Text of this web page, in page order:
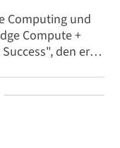
das traditionelle
Computing und
Compute +
den er
durch den